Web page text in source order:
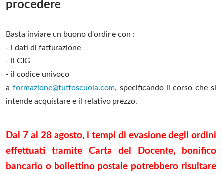
procedere
Basta inviare un buono d'ordine con :
- i dati di fatturazione
- il CIG
- il codice univoco
a formazione@tuttoscuola.com, specificando il corso che si
intende acquistare e il relativo prezzo.
Dal 7 al 28 agosto, i tempi di evasione degli ordini
effettuati tramite Carta del Docente, bonifico
bancario o bollettino postale potrebbero risultare